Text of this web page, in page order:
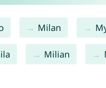
Milan
Milian